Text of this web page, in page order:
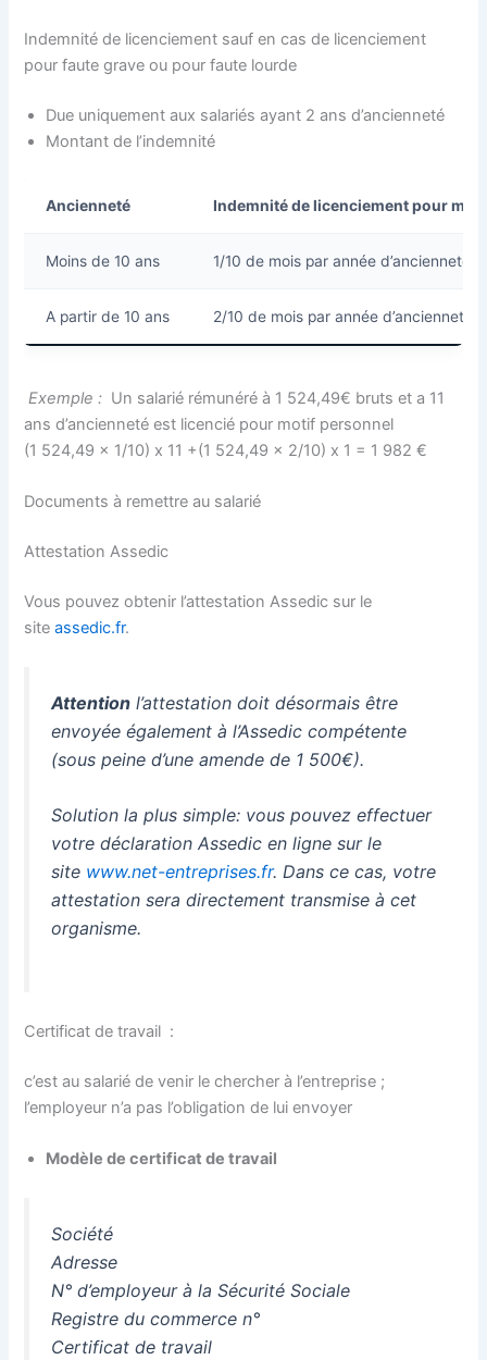
Indemnité de licenciement sauf en cas de licenciement
pour faute grave ou pour faute lourde
Due uniquement aux salariés ayant 2 ans d’ancienneté
Montant de l’indemnité
Ancienneté Indemnité de licenciement pour
Moins de 10 ans 1/10 de mois par année d’ancienneté
A partir de 10 ans 2/10 de mois par année d’ancienneté
Exemple : Un salarié rémunéré à 1 524,49€ bruts et a 11
ans d’ancienneté est licencié pour motif personnel
(1 524,49 x 1/10) x 11 +(1 524,49 x 2/10) x 1 = 1 982 €
Documents à remettre au salarié
Attestation Assedic
Vous pouvez obtenir l’attestation Assedic sur le
siteassedic.fr.
Attention l’attestation doit désormais être
envoyée également à l’Assedic compétente
(sous peine d’une amende de 1 500€).
Solution la plus simple: vous pouvez effectuer
votre déclaration Assedic en ligne sur le
site www.net-entreprises.fr. Dans ce cas, votre
attestation sera directement transmise à cet
organisme.
Certificat de travail :
c’est au salarié de venir le chercher à l’entreprise ;
l’employeur n’a pas l’obligation de lui envoyer
Modèle de certificat de travail
Société
Adresse
N° d’employeur à la Sécurité Sociale
Registre du commerce n°
Certificat de travail